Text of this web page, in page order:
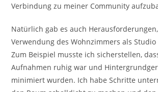
Verbindung zu meiner Community
Natürlich gab es auch
Verwendung des Wohnzimmers als
Zum Beispiel musste ich sicherstellen,
Aufnahmen ruhig war und
minimiert wurden. Ich habe Schritte